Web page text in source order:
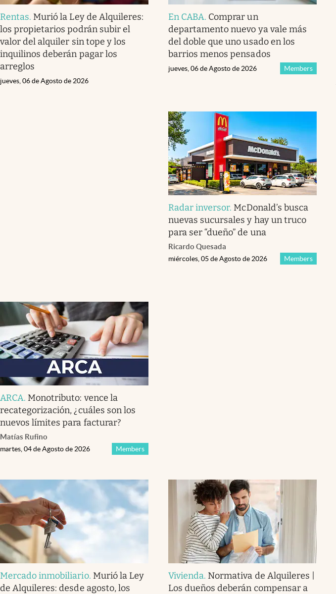
Rentas. Murió la Ley de Alquileres:
los propietarios podrán subir el
valor del alquiler sin tope y los
inquilinos deberán pagar los
arreglos
jueves, 06 de Agosto de 2026
En CABA. Comprar un
departamento nuevo ya vale más
del doble que uno usado en los
barrios menos pensados
Members
jueves, 06 de Agosto de 2026
Radar inversor. McDonald’s busca
nuevas sucursales y hay un truco
para ser “dueño” de una
Ricardo Quesada
Members
miércoles, 05 de Agosto de 2026
ARCA. Monotributo: vence la
recategorización, ¿cuáles son los
nuevos límites para facturar?
Matías Rufino
Members
martes, 04 de Agosto de 2026
Mercado inmobiliario. Murió la Ley
de Alquileres: desde agosto, los
Vivienda. Normativa de Alquileres |
Los dueños deberán compensar a